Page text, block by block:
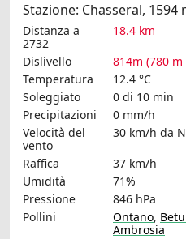
Stazione: Chasseral, 1594
Distanza a
2732
18.4 km
Dislivello
814m (780
Temperatura
12.4 °C
Soleggiato
0 di 10 min
Precipitazioni
0 mm/h
Velocità del
vento
30 km/h da
Raffica
37 km/h
Umidità
71%
Pressione
846 hPa
Pollini
Ontano,
Ambrosia